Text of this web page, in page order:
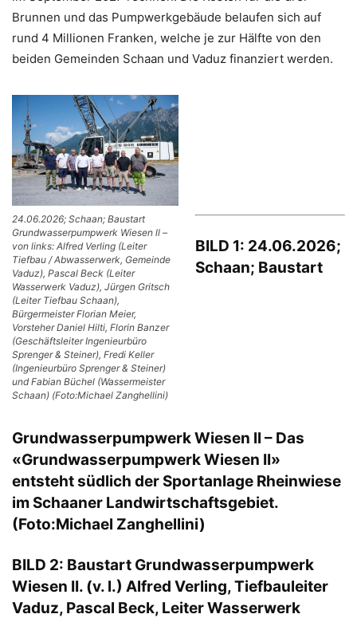
Brunnen und das Pumpwerkgebäude belaufen sich auf
rund 4 Millionen Franken, welche je zur Hälfte von den
beiden Gemeinden Schaan und Vaduz finanziert werden.
24.06.2026; Schaan; Baustart
Grundwasserpumpwerk Wiesen ll –
von links: Alfred Verling (Leiter
Tiefbau / Abwasserwerk, Gemeinde
Vaduz), Pascal Beck (Leiter
Wasserwerk Vaduz), Jürgen Gritsch
(Leiter Tiefbau Schaan),
Bürgermeister Florian Meier,
Vorsteher Daniel Hilti, Florin Banzer
(Geschäftsleiter Ingenieurbüro
Sprenger & Steiner), Fredi Keller
(Ingenieurbüro Sprenger & Steiner)
und Fabian Büchel (Wassermeister
Schaan) (Foto:Michael Zanghellini)
BILD 1: 24.06.2026;
Schaan; Baustart
Grundwasserpumpwerk Wiesen ll – Das
«Grundwasserpumpwerk Wiesen II»
entsteht südlich der Sportanlage Rheinwiese
im Schaaner Landwirtschaftsgebiet.
(Foto:Michael Zanghellini)
BILD 2: Baustart Grundwasserpumpwerk
Wiesen II. (v. l.) Alfred Verling, Tiefbauleiter
Vaduz, Pascal Beck, Leiter Wasserwerk